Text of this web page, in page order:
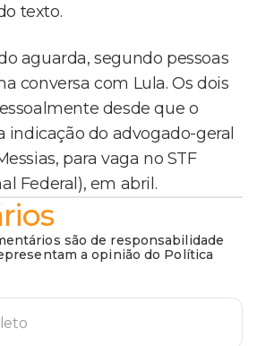
texto.
aguarda, segundo pessoas
conversa com Lula. Os dois
desde que o
indicação do advogado-geral
para vaga no STF
Federal), em abril.
são de responsabilidade
a opinião do Política